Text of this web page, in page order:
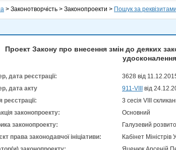
> Законотворчість > Законопроекти > Пошук за реквізитами
Проект Закону про внесення змін до деяких
дата реєстрації:
3628 від
дата акту
911-VIII
від
реєстрації:
3 сесія VIII
законопроекту:
Основний
законопроекту:
Галузевий
права законодавчої ініціативи:
Кабінет Міністрів